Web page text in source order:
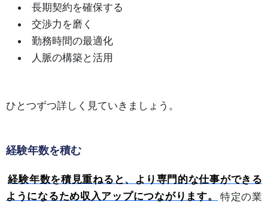
長期契約を確保する
交渉力を磨く
勤務時間の最適化
人脈の構築と活用
ひとつずつ詳しく見ていきましょう。
経験年数を積む
経験年数を積見重ねると、より専門的な仕事ができる
ようになるため収入アップにつながります。
特定の業